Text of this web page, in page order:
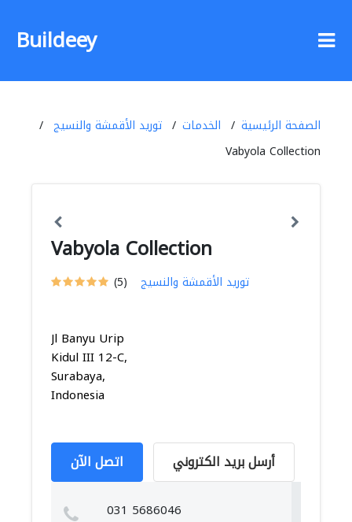
Buildeey
الصفحة الرئيسية الخدمات
توريد الأقمشة والنسيج
Vabyola Collection
Vabyola Collection
(5) توريد الأقمشة والنسيج
Jl Banyu Urip
Kidul III 12-C,
Surabaya,
Indonesia
اتصل الآن أرسل بريد الكتروني
031 5686046